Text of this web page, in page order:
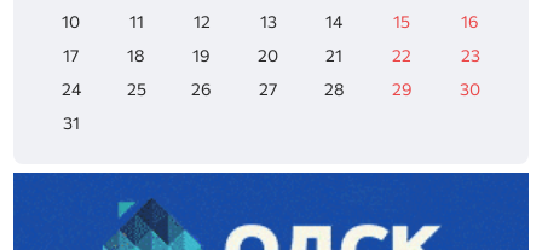
10
11 12 13 14 15
16
17
18 19 20 21 22
23
24
25 26 27 28 29
30
31